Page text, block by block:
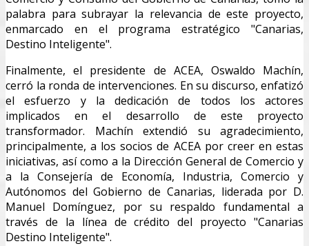
palabra para subrayar la relevancia de este proyecto,
enmarcado en el programa estratégico "Canarias,
Destino Inteligente".
Finalmente, el presidente de ACEA, Oswaldo Machín,
cerró la ronda de intervenciones. En su discurso, enfatizó
el esfuerzo y la dedicación de todos los actores
implicados en el desarrollo de este proyecto
transformador. Machín extendió su agradecimiento,
principalmente, a los socios de ACEA por creer en estas
iniciativas, así como a la Dirección General de Comercio y
a la Consejería de Economía, Industria, Comercio y
Autónomos del Gobierno de Canarias, liderada por D.
Manuel Domínguez, por su respaldo fundamental a
través de la línea de crédito del proyecto "Canarias
Destino Inteligente".